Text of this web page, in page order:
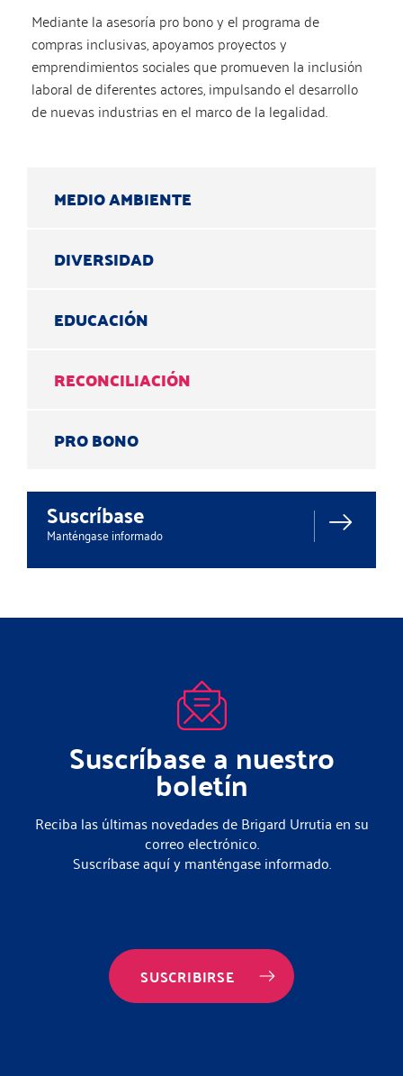
Mediante la asesoría pro bono y el programa de
compras inclusivas, apoyamos proyectos y
emprendimientos sociales que promueven la inclusión
laboral de diferentes actores, impulsando el desarrollo
de nuevas industrias en el marco de la legalidad.
MEDIO AMBIENTE
DIVERSIDAD
EDUCACIÓN
RECONCILIACIÓN
PRO BONO
Suscríbase
Manténgase informado
Suscríbase a nuestro
boletín
Reciba las últimas novedades de Brigard Urrutia en su
correo electrónico.
Suscríbase aquí y manténgase informado.
SUSCRIBIRSE